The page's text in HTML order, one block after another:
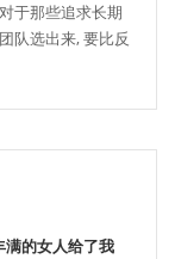
于那些追求长期
队选出来, 要比反
满的女人给了我